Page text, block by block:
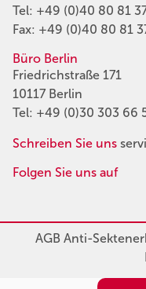
Tel: +49 (0)40 80 81
Fax: +49 (0)40 80 81
Büro Berlin
Friedrichstraße 171
10117 Berlin
Tel: +49 (0)30 303 66
Schreiben Sie uns
Folgen Sie uns auf
AGBAnti-